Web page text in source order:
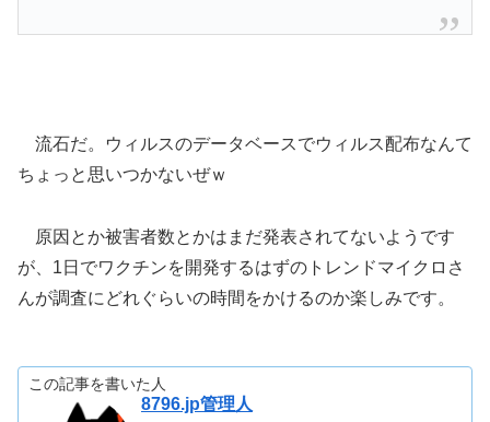
流石だ。ウィルスのデータベースでウィルス配布なんて
ちょっと思いつかないぜｗ
原因とか被害者数とかはまだ発表されてないようです
が、1日でワクチンを開発するはずのトレンドマイクロさ
んが調査にどれぐらいの時間をかけるのか楽しみです。
この記事を書いた人
8796.jp管理人